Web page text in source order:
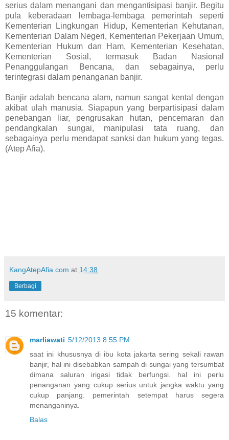
serius dalam menangani dan mengantisipasi banjir. Begitu
pula keberadaan lembaga-lembaga pemerintah seperti
Kementerian Lingkungan Hidup, Kementerian Kehutanan,
Kementerian Dalam Negeri, Kementerian Pekerjaan Umum,
Kementerian Hukum dan Ham, Kementerian Kesehatan,
Kementerian Sosial, termasuk Badan Nasional
Penanggulangan Bencana, dan sebagainya, perlu
terintegrasi dalam penanganan banjir.
Banjir adalah bencana alam, namun sangat kental dengan
akibat ulah manusia. Siapapun yang berpartisipasi dalam
penebangan liar, pengrusakan hutan, pencemaran dan
pendangkalan sungai, manipulasi tata ruang, dan
sebagainya perlu mendapat sanksi dan hukum yang tegas.
(Atep Afia).
KangAtepAfia.com at 14:38
Berbagi
15 komentar:
marliawati 5/12/2013 8:55 PM
saat ini khususnya di ibu kota jakarta sering sekali rawan
banjir, hal ini disebabkan sampah di sungai yang tersumbat
dimana saluran irigasi tidak berfungsi. hal ini perlu
penanganan yang cukup serius untuk jangka waktu yang
cukup panjang. pemerintah setempat harus segera
menanganinya.
Balas